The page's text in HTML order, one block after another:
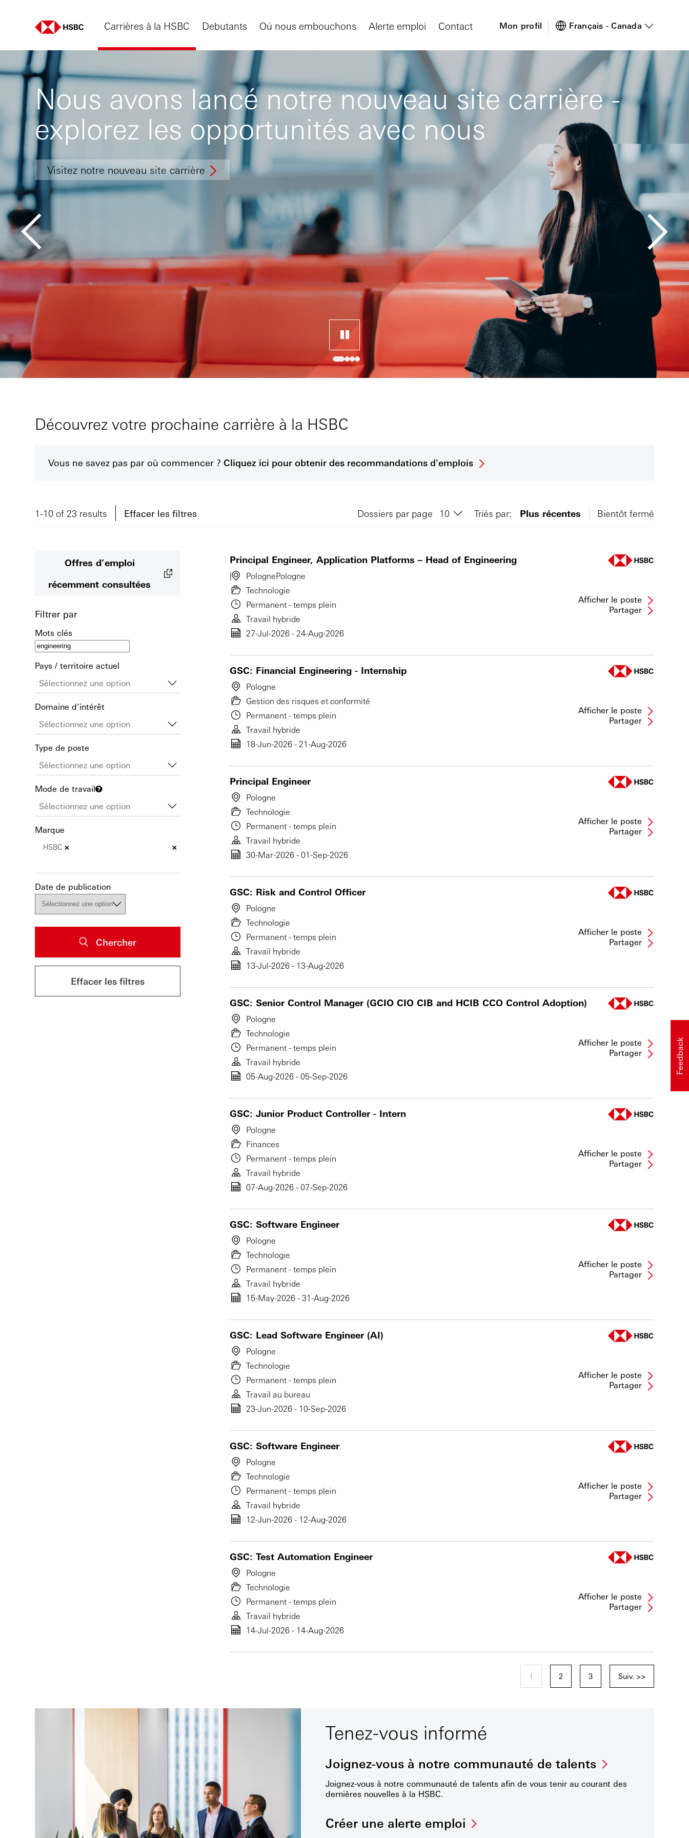
Carrières à la HSBC Debutants Oú nous embouchons Alerte emploi Contact Mon profil Français - Canada
Nous avons lancé notre nouveau site carrière -
explorez les opportunités avec nous
Visitez notre nouveau site carrière
Découvrez votre prochaine carrière à la HSBC
Vous ne savez pas par où commencer ? Cliquez ici pour obtenir des recommandations d'emplois
1-10 of 23 results Effacer les filtres Dossiers par page Triés par: Plus récentes Bientôt fermé
Offres d’emploi
récemment consultées
Filtrer par
Mots clés
Pays / territoire actuel
Domaine d’intérêt
Type de poste
Mode de travail
Marque
×
HSBC ×
Date de publication
Chercher
Effacer les filtres
Principal Engineer, Application Platforms – Head of Engineering
PolognePologne
Technologie
Permanent - temps plein
Travail hybride
27-Jul-2026 - 24-Aug-2026
Afficher le poste
Partager
GSC: Financial Engineering - Internship
Pologne
Gestion des risques et conformité
Permanent - temps plein
Travail hybride
18-Jun-2026 - 21-Aug-2026
Afficher le poste
Partager
Principal Engineer
Pologne
Technologie
Permanent - temps plein
Travail hybride
30-Mar-2026 - 01-Sep-2026
Afficher le poste
Partager
GSC: Risk and Control Officer
Pologne
Technologie
Permanent - temps plein
Travail hybride
13-Jul-2026 - 13-Aug-2026
Afficher le poste
Partager
GSC: Senior Control Manager (GCIO CIO CIB and HCIB CCO Control Adoption)
Pologne
Technologie
Permanent - temps plein
Travail hybride
05-Aug-2026 - 05-Sep-2026
Afficher le poste
Partager
GSC: Junior Product Controller - Intern
Pologne
Finances
Permanent - temps plein
Travail hybride
07-Aug-2026 - 07-Sep-2026
Afficher le poste
Partager
GSC: Software Engineer
Pologne
Technologie
Permanent - temps plein
Travail hybride
15-May-2026 - 31-Aug-2026
Afficher le poste
Partager
GSC: Lead Software Engineer (AI)
Pologne
Technologie
Permanent - temps plein
Travail au bureau
23-Jun-2026 - 10-Sep-2026
Afficher le poste
Partager
GSC: Software Engineer
Pologne
Technologie
Permanent - temps plein
Travail hybride
12-Jun-2026 - 12-Aug-2026
Afficher le poste
Partager
GSC: Test Automation Engineer
Pologne
Technologie
Permanent - temps plein
Travail hybride
14-Jul-2026 - 14-Aug-2026
Afficher le poste
Partager
1 2 3 Suiv. >>
Tenez-vous informé
Joignez-vous à notre communauté de talents
Joignez-vous à notre communauté de talents afin de vous tenir au courant des
dernières nouvelles à la HSBC.
Créer une alerte emploi
Feedback